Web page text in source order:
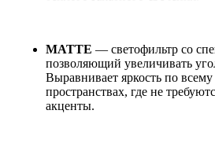
MATTE — светофильтр со
позволяющий увеличивать
Выравнивает яркость по
пространствах, где не
акценты.